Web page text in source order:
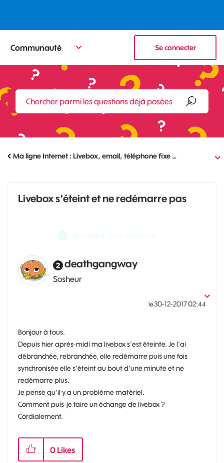
Communauté Se connecter
Ma ligne Internet : Livebox, email, téléphone fixe …
Livebox s'éteint et ne redémarre pas
deathgangway
Sosheur
le‎30-12-201702:44
Bonjour à tous.
Depuis hier après-midi ma livebox s'est éteinte. Je l'ai
débranchée, rebranchée, elle redémarre puis une fois
synchronisée elle s'éteint au bout d'une minute et ne
redémarre plus.
Je pense qu'il y a un problème matériel.
Comment puis-je faire un échange de livebox ?
Cordialement.
0 Likes